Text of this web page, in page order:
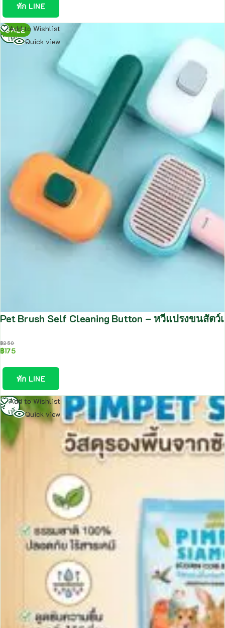
ทัก LINE
SALE
Add to Wishlist
Quick view
Pet Brush Self Cleaning Button – หวีแปรงขนสัต
฿250
฿175
ทัก LINE
อ่าน
เพิ่ม
Add to Wishlist
Quick view
อ่าน
เพิ่ม